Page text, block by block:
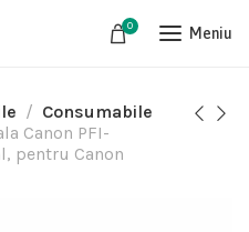
0 Meniu
Consumabile
Canon PFI-
pentru Canon